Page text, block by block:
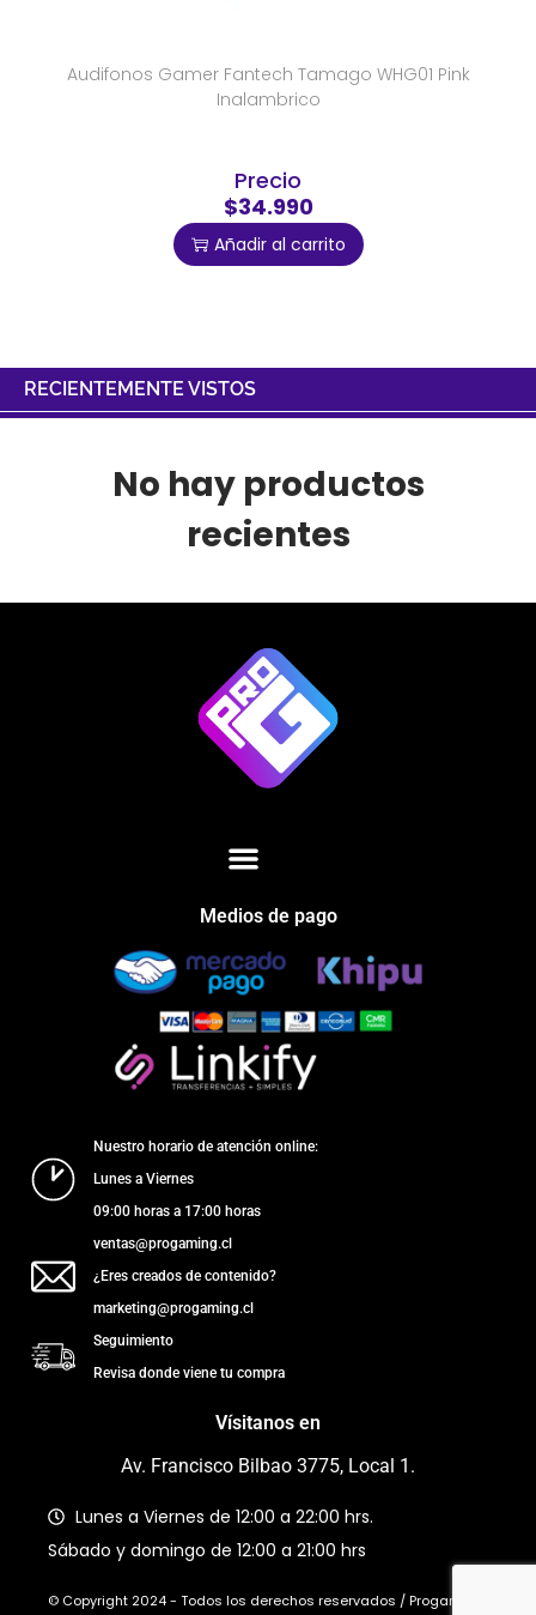
Audifonos Gamer Fantech Tamago WHG01 Pink
Inalambrico
Precio
$34.990
Añadir al carrito
RECIENTEMENTE VISTOS
No hay productos
recientes
Medios de pago
Nuestro horario de atención online:
Lunes a Viernes
09:00 horas a 17:00 horas
ventas@progaming.cl
¿Eres creados de contenido?
marketing@progaming.cl
Seguimiento
Revisa donde viene tu compra
Vísitanos en
Av. Francisco Bilbao 3775, Local 1.
Lunes a Viernes de 12:00 a 22:00 hrs.
Sábado y domingo de 12:00 a 21:00 hrs
© Copyright 2024 - Todos los derechos reservados / Progaming